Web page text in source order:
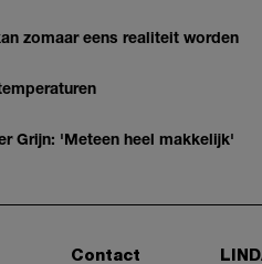
zomaar eens realiteit worden
Grijn: 'Meteen heel makkelijk'
Contact